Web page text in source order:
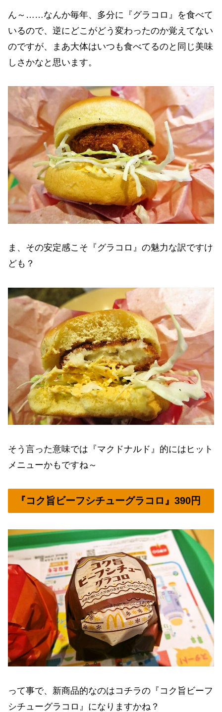
ん～……なんか毎年、多分に『グラコロ』を食べて
いるので、逆にどこがどう変わったのか覚えてない
のですが、まあ大体はいつも食べてるのと同じ美味
しさかなと思います。
ま、その安定感こそ『グラコロ』の魅力な訳ですけ
ども？
そう言った意味では『マクドナルド』的にはヒット
メニューかもですね～
『コク旨ビーフシチューグラコロ』390円
って事で、新商品的なのはコチラの『コク旨ビーフ
シチューグラコロ』になりますかね？